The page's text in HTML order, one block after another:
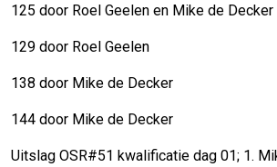
125 door Roel Geelen en Mike de Decker
129 door Roel Geelen
138 door Mike de Decker
144 door Mike de Decker
Uitslag OSR#51 kwalificatie dag 01; 1.